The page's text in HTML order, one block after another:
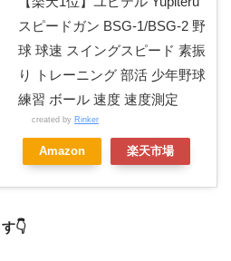
スピードガン BSG-1/BSG-2 野
球 球速 スイングスピード 素振
り トレーニング 部活 少年野球
練習 ボール 速度 速度測定
created by Rinker
Amazon 楽天市場
👇